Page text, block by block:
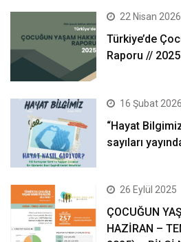
22 Nisan 2026
Türkiye’de
Raporu // 2025
16 Şubat 2026
“Hayat
sayıları
26 Eylül 2025
ÇOCUĞUN
HAZİRAN –